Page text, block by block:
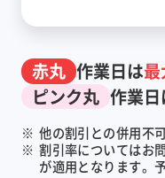
赤丸 作業日は最
ピンク丸 作業日
※ 他の割引との併用不
※ 割引率についてはお
が適用となります。